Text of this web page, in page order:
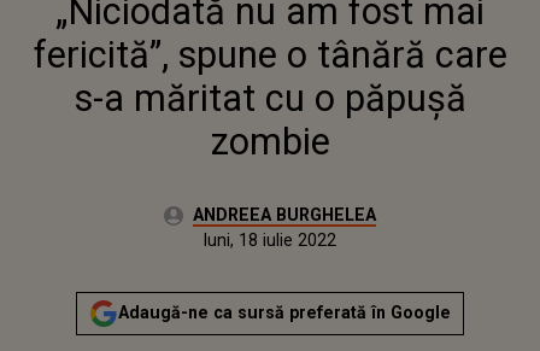
PĂPUȘĂ ZOMBIE
„Niciodată nu am fost mai
fericită”, spune o tânără care
s-a măritat cu o păpușă
zombie
Autor:ANDREEA BURGHELEA
Actualizat:
luni, 18 iulie 2022
Adaugă-ne ca sursă preferată în Google